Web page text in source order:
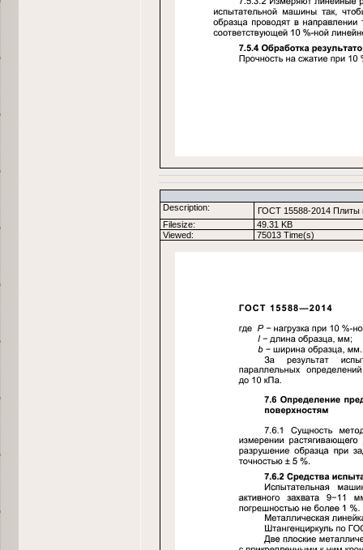
Description:
ГОСТ 15588-2014 Плиты
Filesize:
49.31 KB
Viewed:
75013 Time(s)